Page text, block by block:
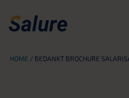
HOME / BEDANKT BROCHURE